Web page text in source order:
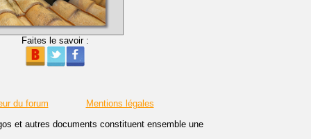
Faites le savoir :
du forum
Mentions légales
et autres documents constituent ensemble une